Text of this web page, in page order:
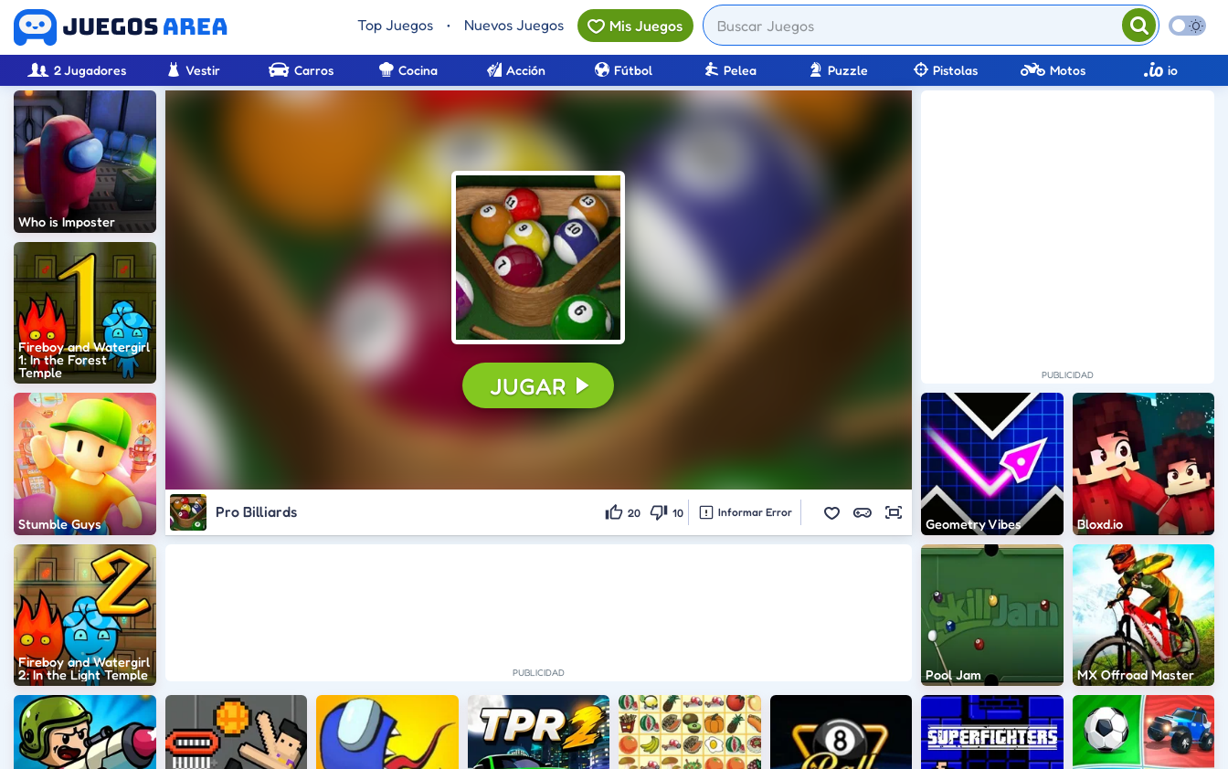
Top Juegos • Nuevos Juegos Mis Juegos
2 Jugadores Vestir Carros Cocina Acción Fútbol Pelea Puzzle Pistolas Motos io
JUGAR
Pro Billiards 20 10 Informar Error
Who is Imposter
Fireboy and Watergirl
1: In the Forest
Temple
Stumble Guys Geometry Vibes Bloxd.io
Fireboy and Watergirl
2: In the Light Temple
Pool Jam MX Offroad Master